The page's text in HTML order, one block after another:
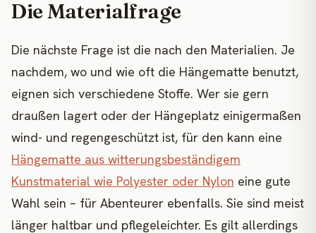
Die Materialfrage
Die nächste Frage ist die nach den Materialien. Je
nachdem, wo und wie oft die Hängematte benutzt,
eignen sich verschiedene Stoffe. Wer sie gern
draußen lagert oder der Hängeplatz einigermaßen
wind- und regengeschützt ist, für den kann eine
Hängematte aus witterungsbeständigem
Kunstmaterial wie Polyester oder Nylon eine gute
Wahl sein – für Abenteurer ebenfalls. Sie sind meist
länger haltbar und pflegeleichter. Es gilt allerdings